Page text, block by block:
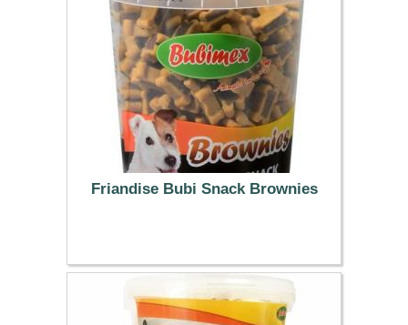
Friandise Bubi Snack Brownies
4.49 €